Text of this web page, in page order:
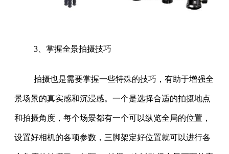
3、掌握全景拍摄技巧
拍摄也是需要掌握一些特殊的技巧，有助于增强全
景场景的真实感和沉浸感。一个是选择合适的拍摄地点
和拍摄角度，每个场景都有一个可以纵览全局的位置，
设置好相机的各项参数，三脚架定好位置就可以进行各